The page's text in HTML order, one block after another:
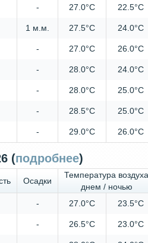
- 27.0°C 22.5°C
1 м.м. 27.5°C 24.0°C
- 27.0°C 26.0°C
- 28.0°C 24.0°C
- 28.0°C 25.0°C
- 28.5°C 25.0°C
- 29.0°C 26.0°C
(подробнее)
Осадки
Температура воздуха
днем / ночью
- 27.0°C 23.5°C
- 26.5°C 23.0°C